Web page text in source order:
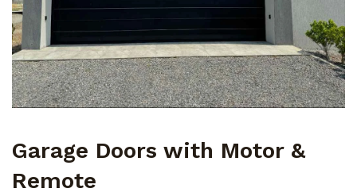
Garage Doors with Motor &
Remote